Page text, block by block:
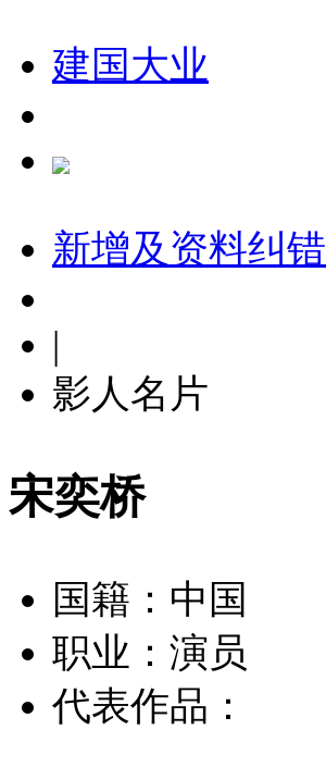
建国大业
新增及资料纠错
|
影人名片
宋奕桥
国籍：中国
职业：演员
代表作品：